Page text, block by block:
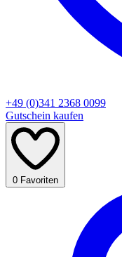
+49 (0)341 2368 0099
Gutschein kaufen
0 Favoriten